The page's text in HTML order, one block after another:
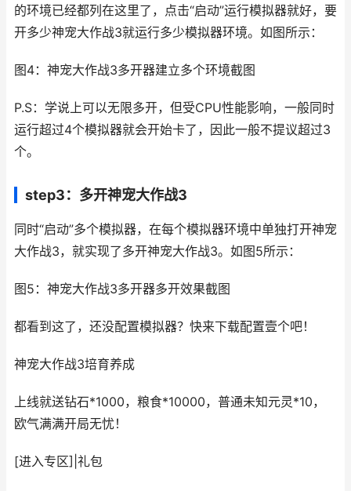
的环境已经都列在这里了，点击“启动”运行模拟器就好，要
开多少神宠大作战3就运行多少模拟器环境。如图所示：
图4：神宠大作战3多开器建立多个环境截图
P.S：学说上可以无限多开，但受CPU性能影响，一般同时
运行超过4个模拟器就会开始卡了，因此一般不提议超过3
个。
step3：多开神宠大作战3
同时“启动”多个模拟器，在每个模拟器环境中单独打开神宠
大作战3，就实现了多开神宠大作战3。如图5所示：
图5：神宠大作战3多开器多开效果截图
都看到这了，还没配置模拟器？快来下载配置壹个吧！
神宠大作战3培育养成
上线就送钻石*1000，粮食*10000，普通未知元灵*10，
欧气满满开局无忧！
[进入专区] 礼包